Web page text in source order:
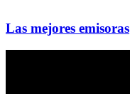
Las mejores emisoras